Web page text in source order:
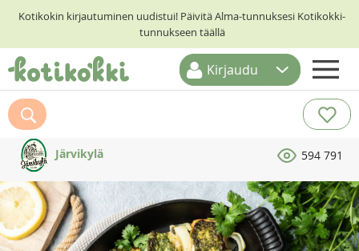
Kotikokin kirjautuminen uudistui! Päivitä Alma-tunnuksesi Kotikokki-
tunnukseen täällä
ETUSIVU
RESEPTIHAKU
RUOKATEEMAT
KESKUSTELUT
KOTIKOKIT
Kirjaudu
Järvikylä 594 791